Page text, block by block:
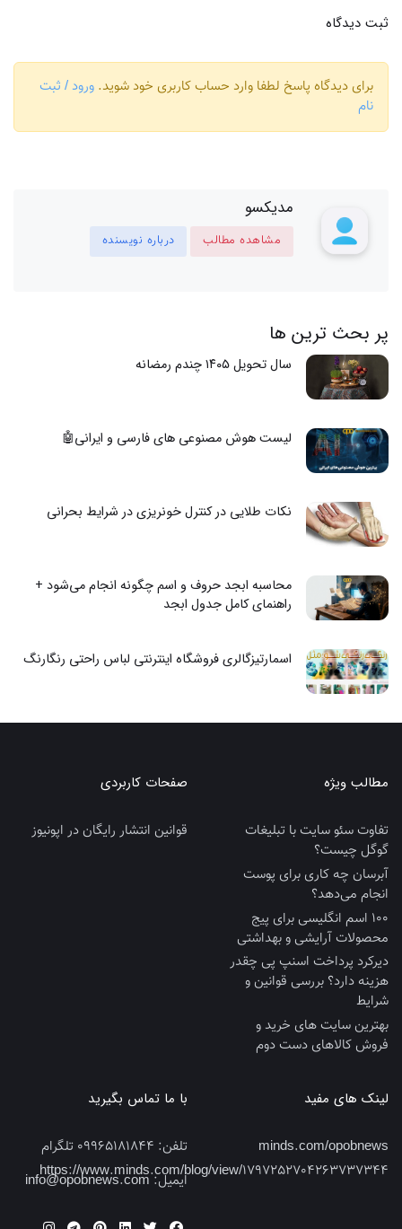
ثبت دیدگاه
برای دیدگاه پاسخ لطفا وارد حساب کاربری خود شوید. ورود / ثبت
نام
مدیکسو
مشاهده مطالب درباره نویسنده
پر بحث ترین ها
سال تحویل ۱۴۰۵ چندم رمضانه
لیست هوش مصنوعی های فارسی و ایرانی🤖
نکات طلایی در کنترل خونریزی در شرایط بحرانی
محاسبه ابجد حروف و اسم چگونه انجام می‌شود +
راهنمای کامل جدول ابجد
اسمارتیزگالری فروشگاه اینترنتی لباس راحتی رنگارنگ
مطالب ویژه
تفاوت سئو سایت با تبلیغات
گوگل چیست؟
آبرسان چه کاری برای پوست
انجام می‌دهد؟
100 اسم انگلیسی برای پیج
محصولات آرایشی و بهداشتی
دیرکرد پرداخت اسنپ پی چقدر
هزینه دارد؟ بررسی قوانین و
شرایط
بهترین سایت‌ های خرید و
فروش کالاهای دست‌ دوم
صفحات کاربردی
قوانین انتشار رایگان در اپونیوز
لینک های مفید
minds.com/opobnews
https://www.minds.com/blog/view/1797252704263737344
با ما تماس بگیرید
تلفن:
ایمیل:info@opobnews.com